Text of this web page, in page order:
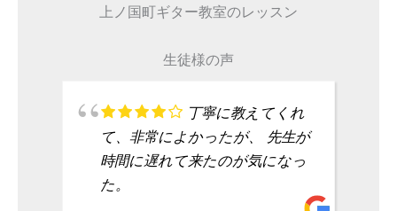
上ノ国町ギター教室のレッスン
生徒様の声
丁寧に教えてくれ
て、非常によかったが、 先生が
時間に遅れて来たのが気になっ
た。